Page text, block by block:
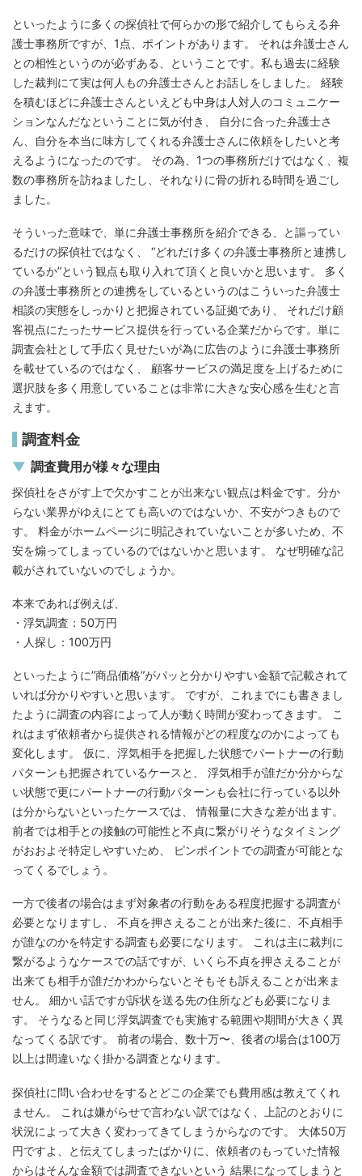
といったように多くの探偵社で何らかの形で紹介してもらえる弁
護士事務所ですが、1点、ポイントがあります。 それは弁護士さん
との相性というのが必ずある、ということです。私も過去に経験
した裁判にて実は何人もの弁護士さんとお話しをしました。 経験
を積むほどに弁護士さんといえども中身は人対人のコミュニケー
ションなんだなということに気が付き、 自分に合った弁護士さ
ん、自分を本当に味方してくれる弁護士さんに依頼をしたいと考
えるようになったのです。 その為、1つの事務所だけではなく、複
数の事務所を訪ねましたし、それなりに骨の折れる時間を過ごし
ました。
そういった意味で、単に弁護士事務所を紹介できる、と謳ってい
るだけの探偵社ではなく、 “どれだけ多くの弁護士事務所と連携し
ているか”という観点も取り入れて頂くと良いかと思います。 多く
の弁護士事務所との連携をしているというのはこういった弁護士
相談の実態をしっかりと把握されている証拠であり、 それだけ顧
客視点にたったサービス提供を行っている企業だからです。単に
調査会社として手広く見せたいが為に広告のように弁護士事務所
を載せているのではなく、 顧客サービスの満足度を上げるために
選択肢を多く用意していることは非常に大きな安心感を生むと言
えます。
調査料金
調査費用が様々な理由
探偵社をさがす上で欠かすことが出来ない観点は料金です。分か
らない業界がゆえにとても高いのではないか、不安がつきもので
す。 料金がホームページに明記されていないことが多いため、不
安を煽ってしまっているのではないかと思います。 なぜ明確な記
載がされていないのでしょうか。
本来であれば例えば、
・浮気調査：50万円
・人探し：100万円
といったように”商品価格”がパッと分かりやすい金額で記載されて
いれば分かりやすいと思います。 ですが、これまでにも書きまし
たように調査の内容によって人が動く時間が変わってきます。 こ
れはまず依頼者から提供される情報がどの程度なのかによっても
変化します。 仮に、浮気相手を把握した状態でパートナーの行動
パターンも把握されているケースと、 浮気相手が誰だか分からな
い状態で更にパートナーの行動パターンも会社に行っている以外
は分からないといったケースでは、 情報量に大きな差が出ます。
前者では相手との接触の可能性と不貞に繋がりそうなタイミング
がおおよそ特定しやすいため、 ピンポイントでの調査が可能とな
ってくるでしょう。
一方で後者の場合はまず対象者の行動をある程度把握する調査が
必要となりますし、 不貞を押さえることが出来た後に、不貞相手
が誰なのかを特定する調査も必要になります。 これは主に裁判に
繋がるようなケースでの話ですが、いくら不貞を押さえることが
出来ても相手が誰だかわからないとそもそも訴えることが出来ま
せん。 細かい話ですが訴状を送る先の住所なども必要になりま
す。 そうなると同じ浮気調査でも実施する範囲や期間が大きく異
なってくる訳です。 前者の場合、数十万〜、後者の場合は100万
以上は間違いなく掛かる調査となります。
探偵社に問い合わせをするとどこの企業でも費用感は教えてくれ
ません。 これは嫌がらせで言わない訳ではなく、上記のとおりに
状況によって大きく変わってきてしまうからなのです。 大体50万
円ですよ、と伝えてしまったばかりに、依頼者のもっていた情報
からはそんな金額では調査できないという 結果になってしまうと